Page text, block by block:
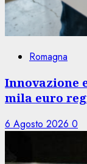
Romagna
Innovazione
mila euro
6 Agosto 2026 0